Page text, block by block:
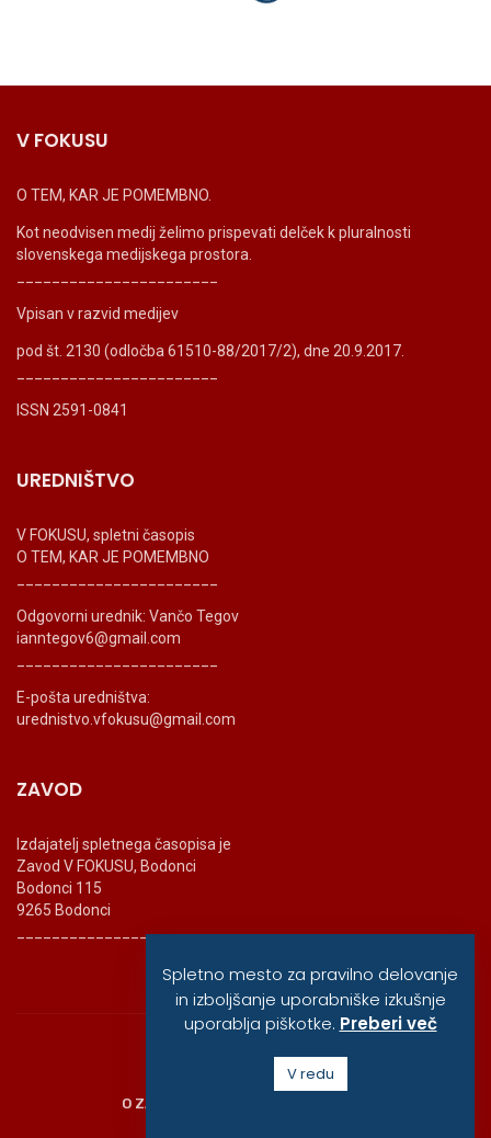
V FOKUSU
O TEM, KAR JE POMEMBNO.
Kot neodvisen medij želimo prispevati delček k pluralnosti
slovenskega medijskega prostora.
Vpisan v razvid medijev
pod št. 2130 (odločba 61510-88/2017/2), dne 20.9.2017.
ISSN 2591-0841
UREDNIŠTVO
V FOKUSU, spletni časopis
O TEM, KAR JE POMEMBNO
Odgovorni urednik: Vančo Tegov
ianntegov6@gmail.com
E-pošta uredništva:
urednistvo.vfokusu@gmail.com
ZAVOD
Izdajatelj spletnega časopisa je
Zavod V FOKUSU, Bodonci
Bodonci 115
9265 Bodonci
_______________________
© vfokusu, 2020
O ZAVODU
Spletno mesto za pravilno delovanje
in izboljšanje uporabniške izkušnje
uporablja piškotke. Preberi več
V redu